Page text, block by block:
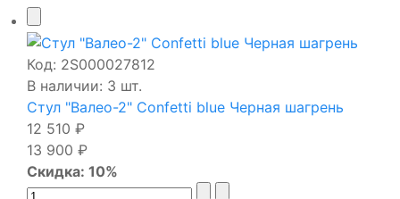
Код: 2S000027812
В наличии: 3 шт.
Стул "Валео-2" Confetti blue Черная шагрень
12 510 ₽
13 900 ₽
Скидка: 10%